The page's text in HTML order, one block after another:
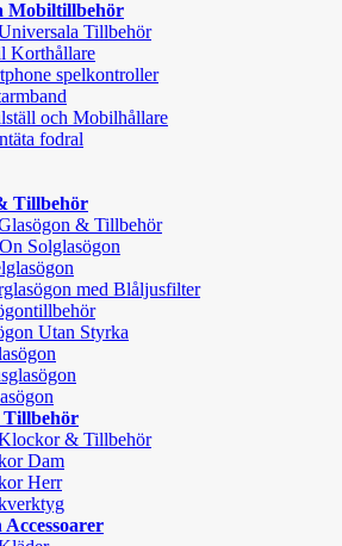
Mobiltillbehör
Tillbehör
Korthållare
spelkontroller
och Mobilhållare
fodral
Tillbehör
& Tillbehör
Solglasögon
med Blåljusfilter
Utan Styrka
& Tillbehör
Dam
Herr